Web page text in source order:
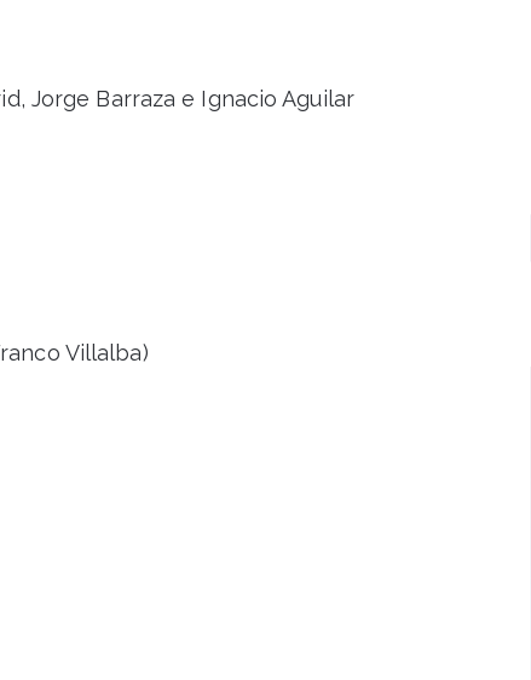
Jorge Barraza e Ignacio Aguilar
Villalba)